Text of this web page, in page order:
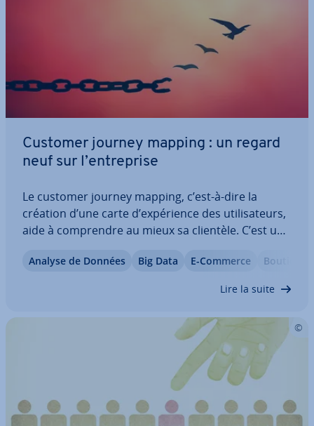
Customer journey mapping : un regard
neuf sur l’en­tre­prise
Le customer journey mapping, c’est-à-dire la
création d’une carte d’ex­pé­rience des uti­li­sa­teurs,
aide à com­prendre au mieux sa clientèle. C’est uni­
points de contact (touch­points) avec les clients
Analyse de Données Big Data E-Commerce Boutique
Lire la suite